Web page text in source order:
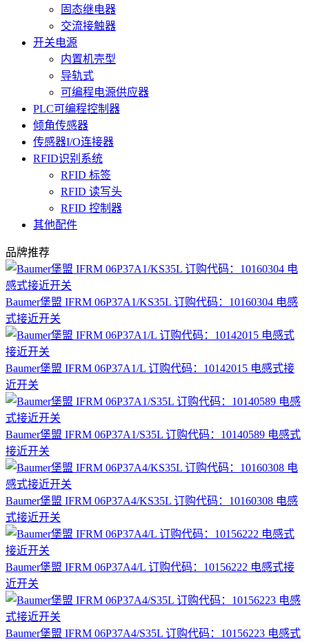
固态继电器
交流接触器
开关电源
内置机壳型
导轨式
可编程电源供应器
PLC可编程控制器
倾角传感器
传感器I/O连接器
RFID识别系统
RFID 标签
RFID 读写头
RFID 控制器
其他配件
品牌推荐
Baumer堡盟 IFRM 06P37A1/KS35L 订购代码：10160304 电感
式接近开关
Baumer堡盟 IFRM 06P37A1/L 订购代码：10142015 电感式接
近开关
Baumer堡盟 IFRM 06P37A1/S35L 订购代码：10140589 电感式
接近开关
Baumer堡盟 IFRM 06P37A4/KS35L 订购代码：10160308 电感
式接近开关
Baumer堡盟 IFRM 06P37A4/L 订购代码：10156222 电感式接
近开关
Baumer堡盟 IFRM 06P37A4/S35L 订购代码：10156223 电感式